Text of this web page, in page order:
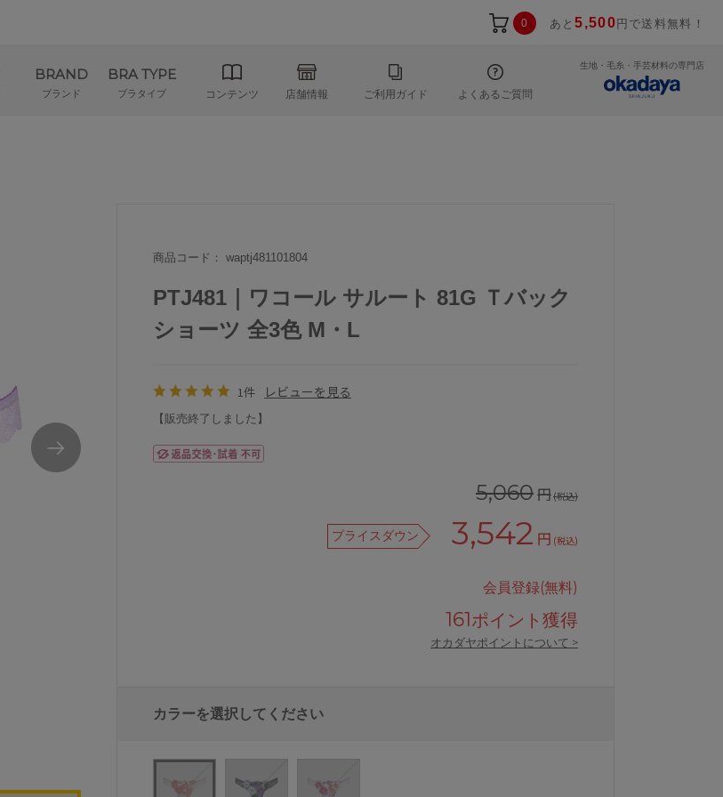
0 あと5,500 円で送料無料！
BRAND
ブランド
BRA TYPE
ブラタイプ コンテンツ 店舗情報 ご利用ガイド よくあるご質問
生地・毛糸・手芸材料の専門店
商品コード： waptj481101804
PTJ481｜ワコール サルート 81G Ｔバック
ショーツ 全3色 M・L
1件 レビューを見る
【販売終了しました】
5,060円(税込)
プライスダウン 3,542 円 (税込)
会員登録(無料)
161ポイント獲得
オカダヤポイントについて >
カラーを選択してください